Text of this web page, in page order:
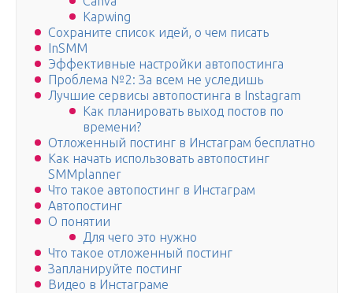
Kapwing
Сохраните список идей, о чем писать
InSMM
Эффективные настройки автопостинга
Проблема №2: За всем не уследишь
Лучшие сервисы автопостинга в Instagram
Как планировать выход постов по
времени?
Отложенный постинг в Инстаграм бесплатно
Как начать использовать автопостинг
SMMplanner
Что такое автопостинг в Инстаграм
Автопостинг
О понятии
Для чего это нужно
Что такое отложенный постинг
Запланируйте постинг
Видео в Инстаграме